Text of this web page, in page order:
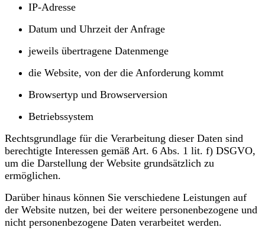
IP-Adresse
Datum und Uhrzeit der Anfrage
jeweils übertragene Datenmenge
die Website, von der die Anforderung kommt
Browsertyp und Browserversion
Betriebssystem
Rechtsgrundlage für die Verarbeitung dieser Daten sind
berechtigte Interessen gemäß Art. 6 Abs. 1 lit. f) DSGVO,
um die Darstellung der Website grundsätzlich zu
ermöglichen.
Darüber hinaus können Sie verschiedene Leistungen auf
der Website nutzen, bei der weitere personenbezogene und
nicht personenbezogene Daten verarbeitet werden.